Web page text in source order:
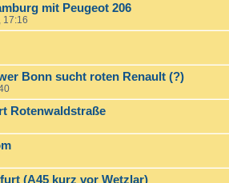
mit Peugeot 206
17:16
Bonn sucht roten Renault (?)
Rotenwaldstraße
(A45 kurz vor Wetzlar)